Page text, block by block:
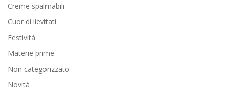
Creme spalmabili
Cuor di lievitati
Festività
Materie prime
Non categorizzato
Novità